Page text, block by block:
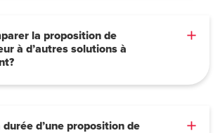
la proposition de
à d’autres solutions à
d’une proposition de